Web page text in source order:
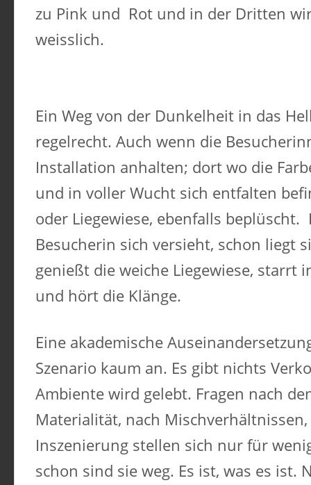
zu Pink und Rot und in der Dritten
weisslich.
Ein Weg von der Dunkelheit in das
regelrecht. Auch wenn die
Installation anhalten; dort wo die
und in voller Wucht sich entfalten
oder Liegewiese, ebenfalls beplüscht.
Besucherin sich versieht, schon liegt
genießt die weiche Liegewiese, starrt
und hört die Klänge.
Eine akademische
Szenario kaum an. Es gibt nichts
Ambiente wird gelebt. Fragen nach
Materialität, nach
Inszenierung stellen sich nur für
schon sind sie weg. Es ist, was es ist.